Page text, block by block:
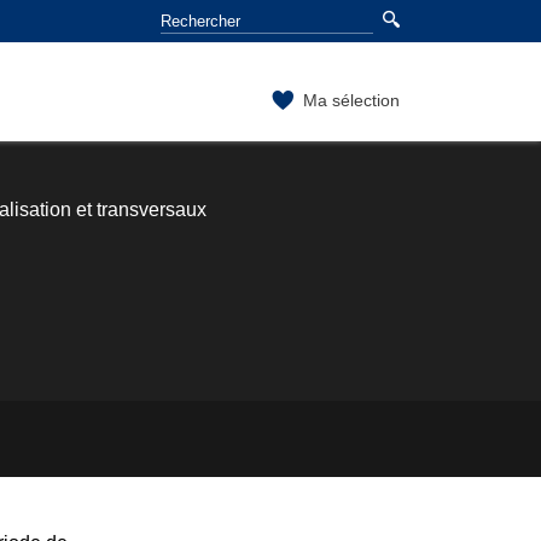
Ma sélection
et transversaux